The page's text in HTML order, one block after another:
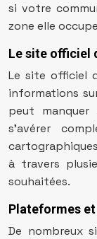
si votre
zone elle
Le site officiel
Le site officiel
informations
peut
s’avérer
à travers
souhaitées.
Plateformes
De nombreux